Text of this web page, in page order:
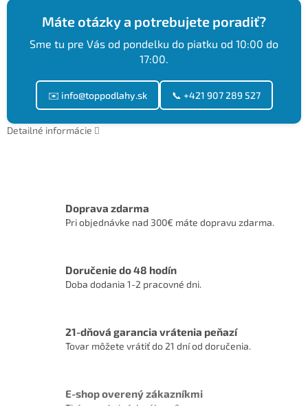
Máte otázky a potrebujete poradiť?
Sme tu pre Vás od pondelku do piatku od 10:00 do
17:00.
✉️ info@toppodlahy.sk 📞 +421 907 289 527
Detailné informácie
Doprava zdarma
Pri objednávke nad 300€ máte dopravu zdarma.
Doručenie do 48 hodín
Doba dodania 1-2 pracovné dni.
21-dňová garancia vrátenia peňazí
Tovar môžete vrátiť do 21 dní od doručenia.
E-shop overený zákazníkmi